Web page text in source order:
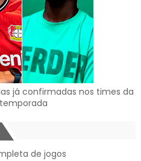
já confirmadas nos times da
de jogos